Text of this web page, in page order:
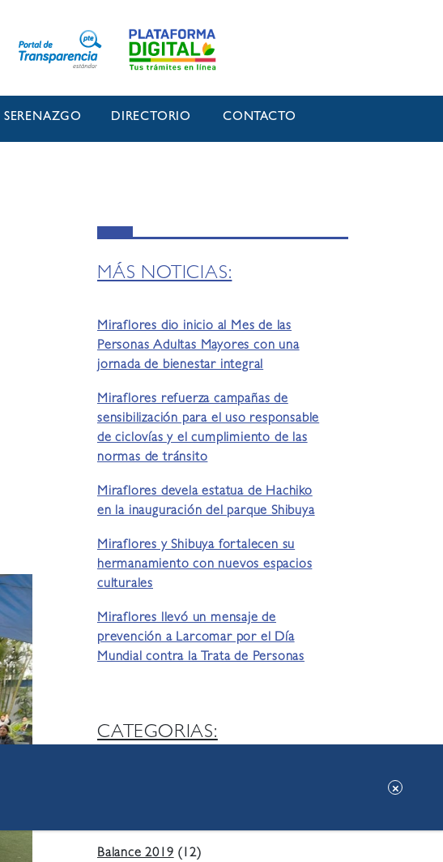
SERENAZGO DIRECTORIO CONTACTO
MÁS NOTICIAS:
Miraflores dio inicio al Mes de las
Personas Adultas Mayores con una
jornada de bienestar integral
Miraflores refuerza campañas de
sensibilización para el uso responsable
de ciclovías y el cumplimiento de las
normas de tránsito
Miraflores devela estatua de Hachiko
en la inauguración del parque Shibuya
Miraflores y Shibuya fortalecen su
hermanamiento con nuevos espacios
culturales
Miraflores llevó un mensaje de
prevención a Larcomar por el Día
Mundial contra la Trata de Personas
CATEGORIAS:
Balance 2019(12)